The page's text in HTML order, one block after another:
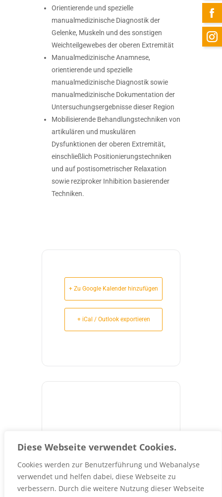
Diese Webseite verwendet Cookies.
Cookies werden zur Benutzerführung und Webanalyse
verwendet und helfen dabei, diese Webseite zu
verbessern. Durch die weitere Nutzung dieser Webseite
Orientierende und spezielle
manualmedizinische Diagnostik der
Gelenke, Muskeln und des sonstigen
Weichteilgewebes der oberen Extremität
Manualmedizinische Anamnese,
orientierende und spezielle
manualmedizinische Diagnostik sowie
manualmedizinische Dokumentation der
Untersuchungsergebnisse dieser Region
Mobilisierende Behandlungstechniken von
artikulären und muskulären
Dysfunktionen der oberen Extremität,
einschließlich Positionierungstechniken
und auf postisometrischer Relaxation
sowie reziproker Inhibition basierender
Techniken.
+ Zu Google Kalender hinzufügen
+ iCal / Outlook exportieren
83
TAGE STUNDEN
53
MINUTEN
38
SEKUNDEN